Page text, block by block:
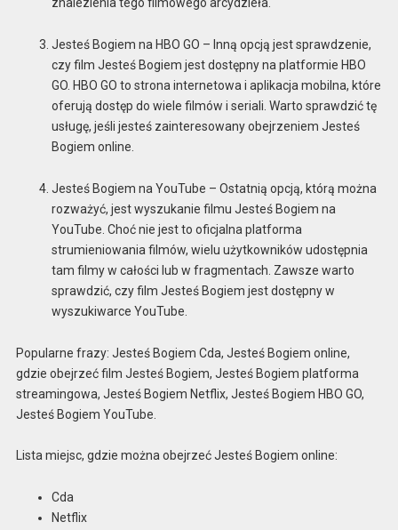
Jesteś Bogiem na HBO GO – Inną opcją jest sprawdzenie,
czy film Jesteś Bogiem jest dostępny na platformie HBO
GO. HBO GO to strona internetowa i aplikacja mobilna, które
oferują dostęp do wiele filmów i seriali. Warto sprawdzić tę
usługę, jeśli jesteś zainteresowany obejrzeniem Jesteś
Bogiem online.
Jesteś Bogiem na YouTube – Ostatnią opcją, którą można
rozważyć, jest wyszukanie filmu Jesteś Bogiem na
YouTube. Choć nie jest to oficjalna platforma
strumieniowania filmów, wielu użytkowników udostępnia
tam filmy w całości lub w fragmentach. Zawsze warto
sprawdzić, czy film Jesteś Bogiem jest dostępny w
wyszukiwarce YouTube.
Popularne frazy: Jesteś Bogiem Cda, Jesteś Bogiem online,
gdzie obejrzeć film Jesteś Bogiem, Jesteś Bogiem platforma
streamingowa, Jesteś Bogiem Netflix, Jesteś Bogiem HBO GO,
Jesteś Bogiem YouTube.
Lista miejsc, gdzie można obejrzeć Jesteś Bogiem online:
Cda
Netflix